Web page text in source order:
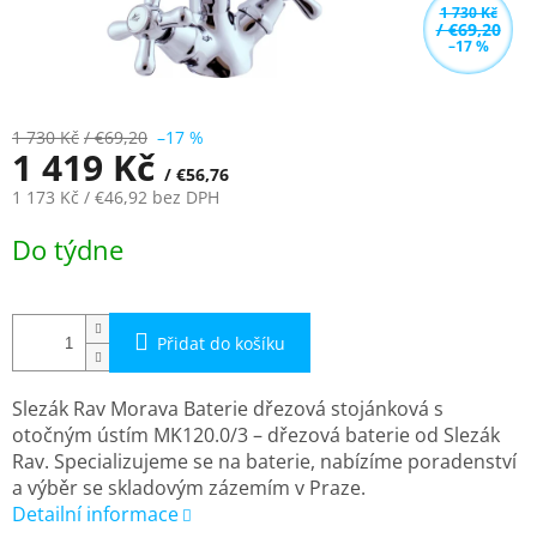
1 730 Kč
/ €69,20
–17 %
1 730 Kč / €69,20 –17 %
1 419 Kč / €56,76
1 173 Kč / €46,92 bez DPH
cena:
Do týdne
Přidat do košíku
Slezák Rav Morava Baterie dřezová stojánková s
otočným ústím MK120.0/3 – dřezová baterie od Slezák
Rav. Specializujeme se na baterie, nabízíme poradenství
a výběr se skladovým zázemím v Praze.
Detailní informace